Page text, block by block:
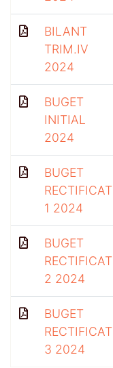
BILANT
TRIM.IV
2024
BUGET
INITIAL
2024
BUGET
RECTIFICAT
1 2024
BUGET
RECTIFICAT
2 2024
BUGET
RECTIFICAT
3 2024